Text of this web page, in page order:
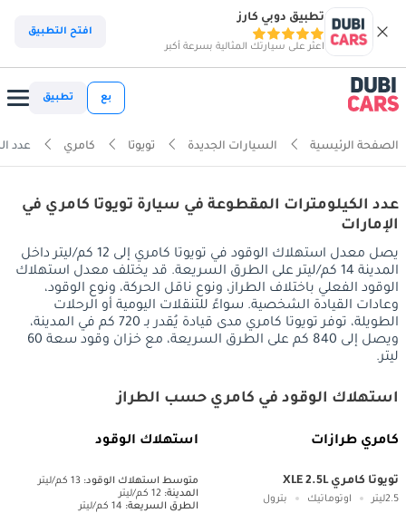
تطبيق دوبي كارز
اعثر على سيارتك المثالية بسرعة أكبر
افتح التطبيق
بع تطبيق
الصفحة الرئيسية السيارات الجديدة تويوتا كامري عدد
عدد الكيلومترات المقطوعة في سيارة تويوتا كامري في
الإمارات
يصل معدل استهلاك الوقود في تويوتا كامري إلى 12 كم/ليتر داخل
المدينة 14 كم/ليتر على الطرق السريعة. قد يختلف معدل استهلاك
الوقود الفعلي باختلاف الطراز، ونوع ناقل الحركة، ونوع الوقود،
وعادات القيادة الشخصية. سواءً للتنقلات اليومية أو الرحلات
الطويلة، توفر تويوتا كامري مدى قيادة يُقدر بـ 720 كم في المدينة،
ويصل إلى 840 كم على الطرق السريعة، مع خزان وقود سعة 60
ليتر.
استهلاك الوقود في كامري حسب الطراز
كامري طرازات استهلاك الوقود
تويوتا كامري XLE 2.5L
2.5ليتر اوتوماتيك بترول
متوسط ​​استهلاك الوقود: 13 كم/ليتر
المدينة: 12 كم/ليتر
الطرق السريعة: 14 كم/ليتر